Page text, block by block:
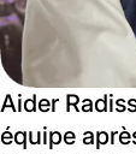
Aider
équipe